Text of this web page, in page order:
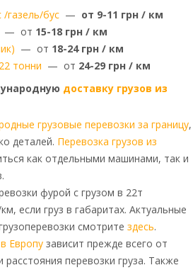
газель/бус— от 9-11 грн / км
— от 15-18 грн / км
— от 18-24 грн / км
тонни — от 24-29 грн / км
доставку грузов из
грузовые перевозки за границу,
деталей. Перевозка грузов из
как отдельными машинами, так и
фурой с грузом в 22т
если груз в габаритах. Актуальные
смотрите здесь.
Европузависит прежде всего от
расстояния перевозки груза. Также